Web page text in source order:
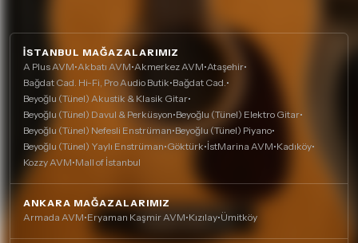
İSTANBUL MAĞAZALARIMIZ
A Plus AVM•Akbatı AVM•Akmerkez AVM•Ataşehir•
Bağdat Cad. Hi-Fi, Pro Audio Butik•Bağdat Cad.•
Beyoğlu (Tünel) Akustik & Klasik Gitar•
Beyoğlu (Tünel) Davul & Perküsyon•Beyoğlu (Tünel) Elektro Gitar•
Beyoğlu (Tünel) Nefesli Enstrüman•Beyoğlu (Tünel) Piyano•
Beyoğlu (Tünel) Yaylı Enstrüman•Göktürk•İstMarina AVM•Kadıköy•
Kozzy AVM•Mall of İstanbul
ANKARA MAĞAZALARIMIZ
Armada AVM•Eryaman Kaşmir AVM•Kızılay•Ümitköy